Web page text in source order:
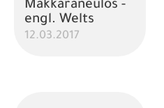
Makkaraneulos -
engl. Welts
12.03.2017